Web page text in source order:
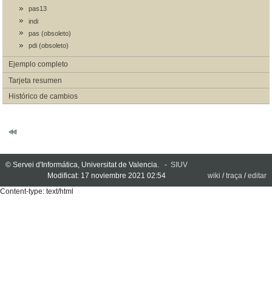
pas13
indi
pas (obsoleto)
pdi (obsoleto)
Ejemplo completo
Tarjeta resumen
Histórico de cambios
© Servei d'Informática, Universitat de Valencia. - SIUV
Modificat: 17 noviembre 2021 02:54
wiki /traça /editar
Content-type: text/html